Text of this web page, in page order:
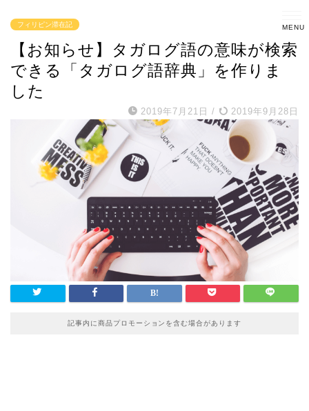
フィリピン滞在記
【お知らせ】タガログ語の意味が検索
できる「タガログ語辞典」を作りま
した
2019年7月21日 / 2019年9月28日
記事内に商品プロモーションを含む場合があります